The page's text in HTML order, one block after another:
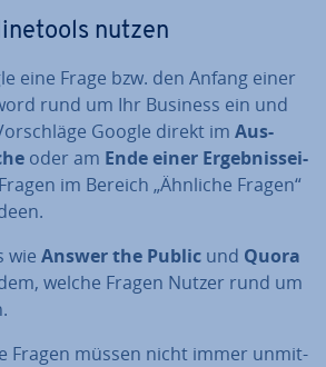
nutzen
eine Frage bzw. den Anfang einer
rund um Ihr Business ein und
Google direkt im Aus­
oder am Ende einer Er­geb­nis­sei­
im Bereich „Ähnliche Fragen“
wie Answer the Public und Quora
welche Fragen Nutzer rund um
Fragen müssen nicht immer un­mit­